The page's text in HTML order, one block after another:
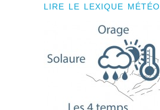
LIRE LE LEXIQUE MÉTÉO